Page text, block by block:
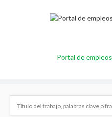
Portal de empleos